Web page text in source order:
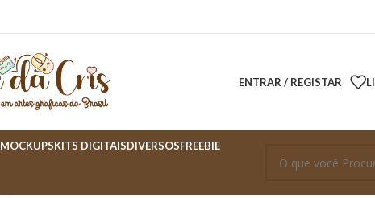
ENTRAR / REGISTAR
MOCKUPSKITS DIGITAISDIVERSOSFREEBIE